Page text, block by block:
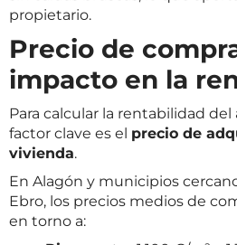
propietario.
Precio de
impacto en la
Para calcular la rentabilidad
factor clave es el precio de
vivienda.
En Alagón y municipios
Ebro, los precios medios de
en torno a: